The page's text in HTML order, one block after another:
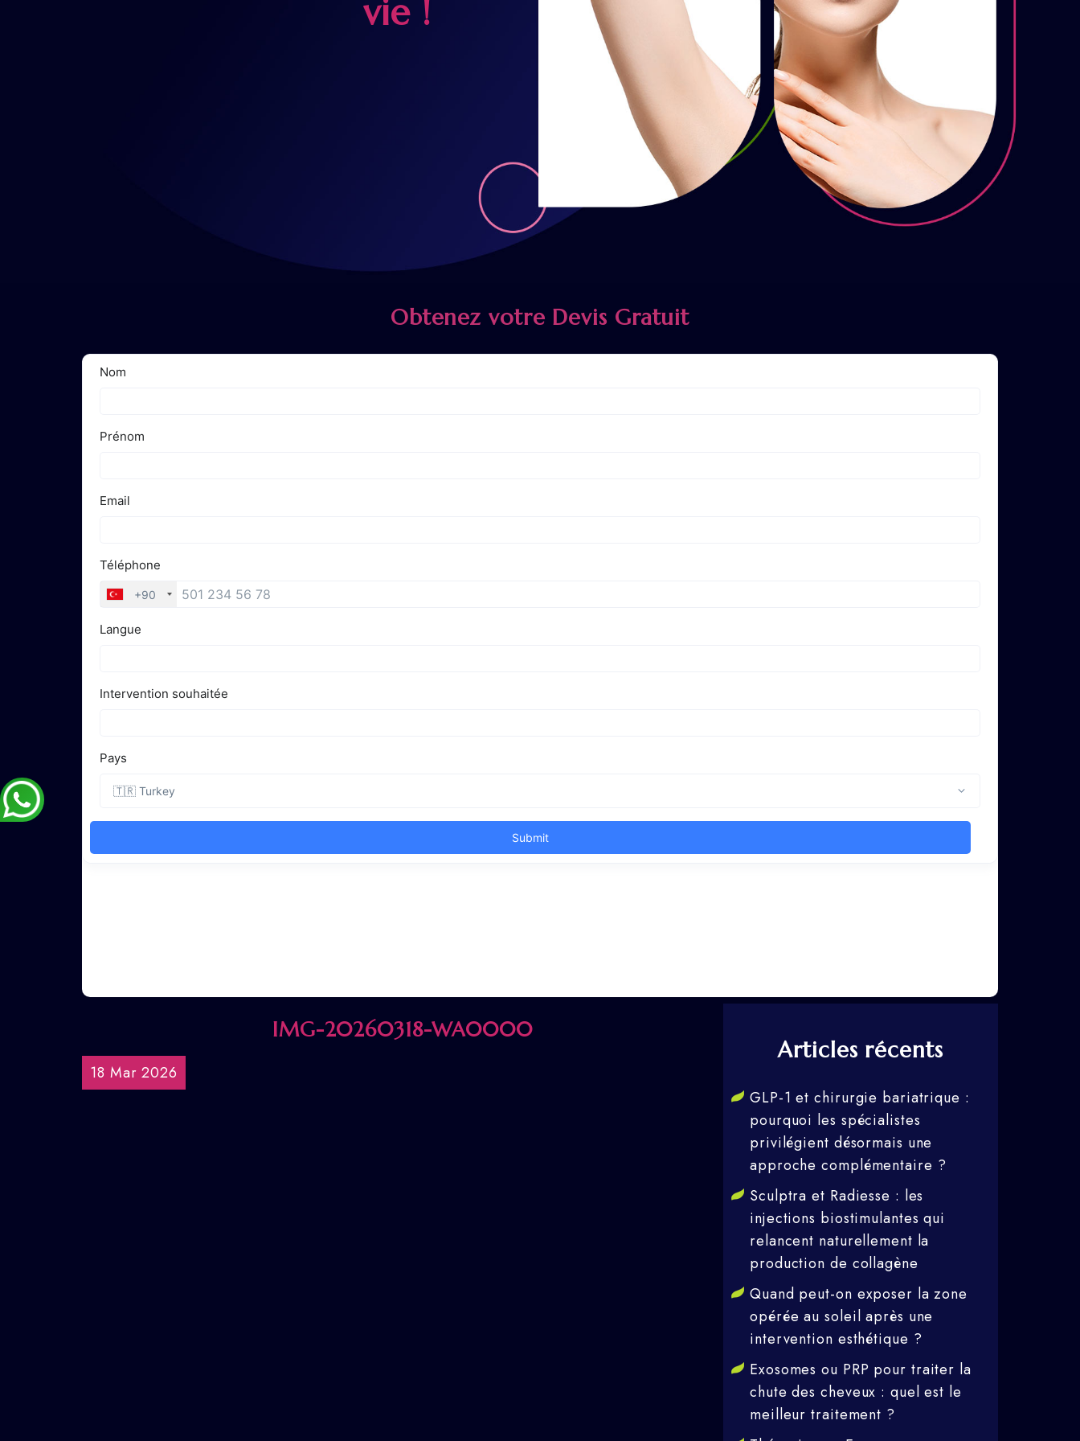
vie !
Obtenez votre Devis Gratuit
IMG-20260318-WA0000
18 Mar 2026
Articles récents
GLP-1 et chirurgie bariatrique :
pourquoi les spécialistes
privilégient désormais une
approche complémentaire ?
Sculptra et Radiesse : les
injections biostimulantes qui
relancent naturellement la
production de collagène
Quand peut-on exposer la zone
opérée au soleil après une
intervention esthétique ?
Exosomes ou PRP pour traiter la
chute des cheveux : quel est le
meilleur traitement ?